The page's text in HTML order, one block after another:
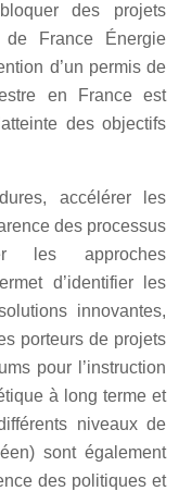
des projets
France Énergie
d’un permis de
en France est
des objectifs
accélérer les
des processus
les approches
d’identifier les
innovantes,
porteurs de projets
pour l’instruction
à long terme et
niveaux de
sont également
des politiques et